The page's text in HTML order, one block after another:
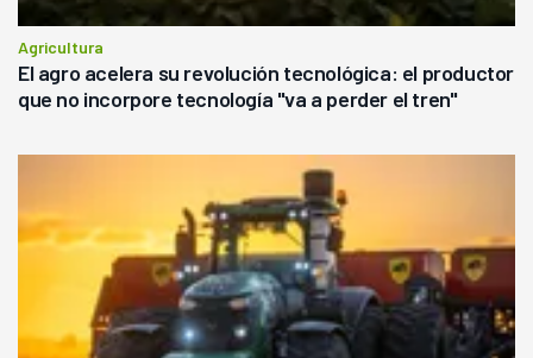
Agricultura
El agro acelera su revolución tecnológica: el productor
que no incorpore tecnología "va a perder el tren"